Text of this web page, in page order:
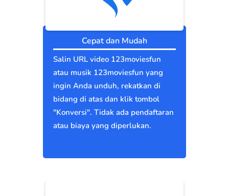
Cepat dan Mudah
Salin URL video 123moviesfun
atau musik 123moviesfun yang
ingin Anda unduh, rekatkan di
bidang di atas dan klik tombol
"Konversi". Tidak ada pendaftaran
atau biaya yang diperlukan.